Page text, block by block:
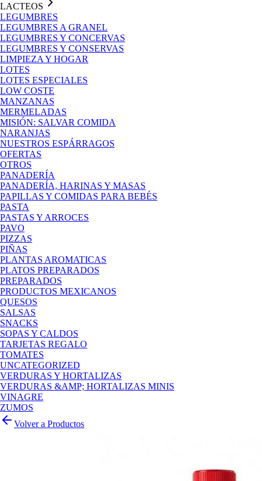
LACTEOS
LEGUMBRES
LEGUMBRES A GRANEL
LEGUMBRES Y CONCERVAS
LEGUMBRES Y CONSERVAS
LIMPIEZA Y HOGAR
LOTES
LOTES ESPECIALES
LOW COSTE
MANZANAS
MERMELADAS
MISIÓN: SALVAR COMIDA
NARANJAS
NUESTROS ESPÁRRAGOS
OFERTAS
OTROS
PANADERÍA
PANADERÍA, HARINAS Y MASAS
PAPILLAS Y COMIDAS PARA BEBÉS
PASTA
PASTAS Y ARROCES
PAVO
PIZZAS
PIÑAS
PLANTAS AROMATICAS
PLATOS PREPARADOS
PREPARADOS
PRODUCTOS MEXICANOS
QUESOS
SALSAS
SNACKS
SOPAS Y CALDOS
TARJETAS REGALO
TOMATES
UNCATEGORIZED
VERDURAS Y HORTALIZAS
VERDURAS &AMP; HORTALIZAS MINIS
VINAGRE
ZUMOS
Volver a Productos